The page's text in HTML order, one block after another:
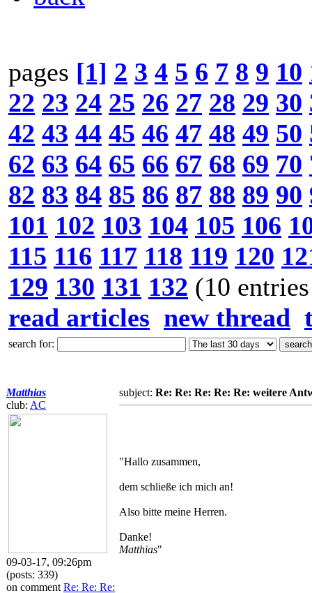
pages [1] 2 3 4 5 6 7 8 9 10
22 23 24 25 26 27 28 29 30
42 43 44 45 46 47 48 49 50
62 63 64 65 66 67 68 69 70
82 83 84 85 86 87 88 89 90
101 102 103 104 105 106
115 116 117 118 119 120
129 130 131 132 (10
read articles new thread
search for:
Matthias
club: AC
09-03-17, 09:26pm
(posts: 339)
on comment Re: Re: Re:
subject: Re: Re: Re: Re: Re: weitere
"Hallo zusammen,
dem schließe ich mich an!
Also bitte meine Herren.
Danke!
Matthias"